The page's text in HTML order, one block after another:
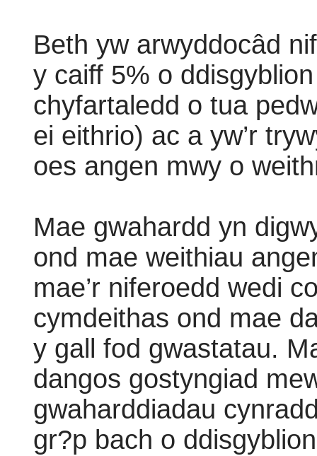
Beth yw arwyddocâd
y caiff 5% o
chyfartaledd o tua
ei eithrio) ac a yw’r
oes angen mwy o
Mae gwahardd yn
ond mae weithiau
mae’r niferoedd wedi
cymdeithas ond mae
y gall fod gwastatau.
dangos gostyngiad
gwaharddiadau
gr?p bach o